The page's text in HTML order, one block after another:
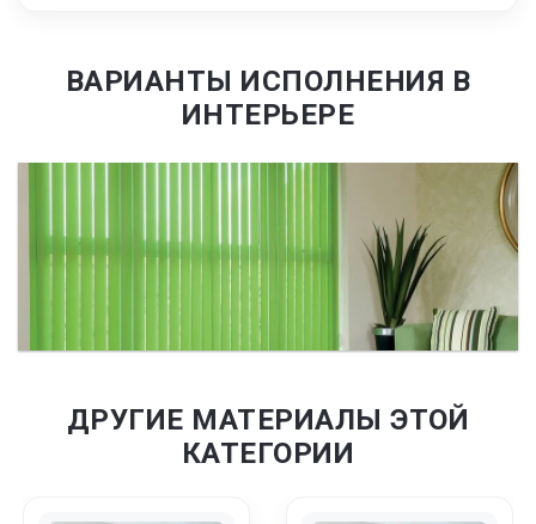
ВАРИАНТЫ ИСПОЛНЕНИЯ В
ИНТЕРЬЕРЕ
ДРУГИЕ МАТЕРИАЛЫ ЭТОЙ
КАТЕГОРИИ